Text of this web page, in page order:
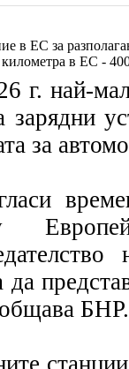
в ЕС за
в ЕС -
г. най-
зарядни
за
да
БНР.